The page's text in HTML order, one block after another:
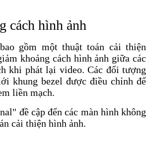
cách hình ảnh
gồm một thuật toán cải thiện
khoảng cách hình ảnh giữa các
khi phát lại video. Các đối tượng
khung bezel được điều chỉnh để
liền mạch.
đề cập đến các màn hình không
cải thiện hình ảnh.